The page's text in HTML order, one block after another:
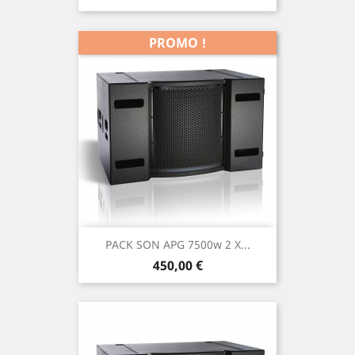
de
PACK SON APG 7500w 2 X...
Prix
450,00 €
PROMO !